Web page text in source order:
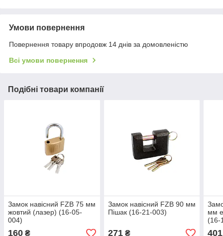
Умови повернення
Повернення товару впродовж 14 днів за домовленістю
Всі умови повернення
Подібні товари компанії
Замок навісний FZB 75 мм
жовтий (лазер) (16-05-
004)
160 ₴
Замок навісний FZB 90 мм
Пішак (16-21-003)
271₴
мм
(16-
401